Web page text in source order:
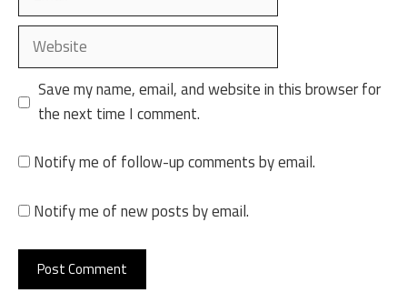
Website
Save my name, email, and website in this browser for
the next time I comment.
Notify me of follow-up comments by email.
Notify me of new posts by email.